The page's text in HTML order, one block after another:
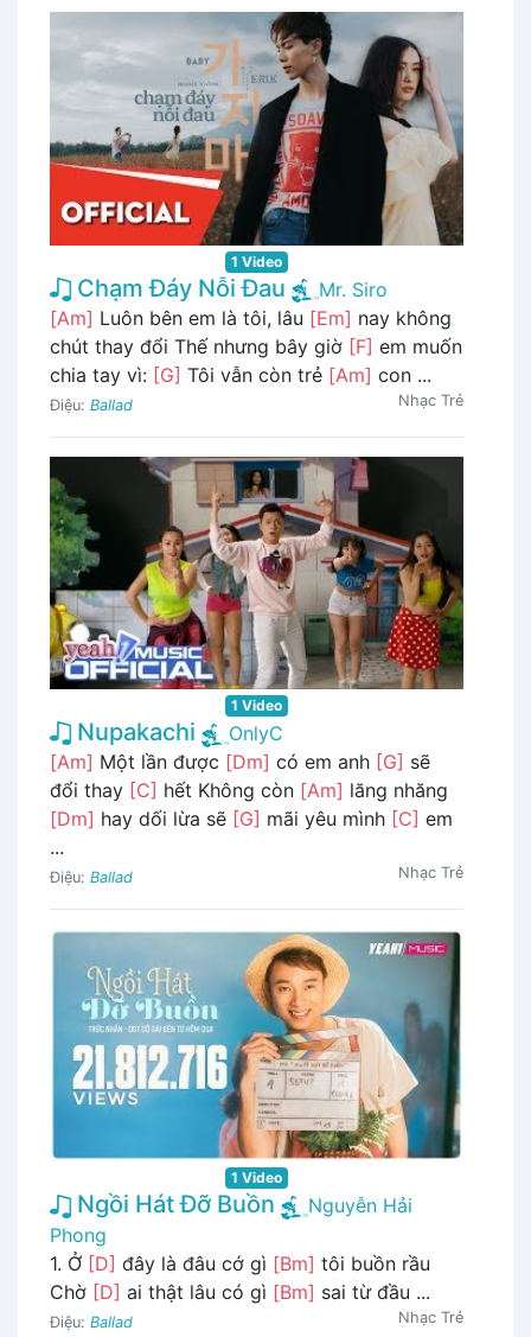
1 Video
Chạm Đáy Nỗi Đau
Mr. Siro
[Am] Luôn bên em là tôi, lâu [Em] nay không
chút thay đổi Thế nhưng bây giờ [F] em muốn
chia tay vì: [G] Tôi vẫn còn trẻ [Am] con ...
Điệu: Ballad Nhạc Trẻ
1 Video
Nupakachi
OnlyC
[Am] Một lần được [Dm] có em anh [G] sẽ
đổi thay [C] hết Không còn [Am] lăng nhăng
[Dm] hay dối lừa sẽ [G] mãi yêu mình [C] em
...
Điệu: Ballad Nhạc Trẻ
1 Video
Ngồi Hát Đỡ Buồn
Nguyễn Hải
Phong
1. Ở [D] đây là đâu cớ gì [Bm] tôi buồn rầu
Chờ [D] ai thật lâu có gì [Bm] sai từ đầu ...
Điệu: Ballad Nhạc Trẻ